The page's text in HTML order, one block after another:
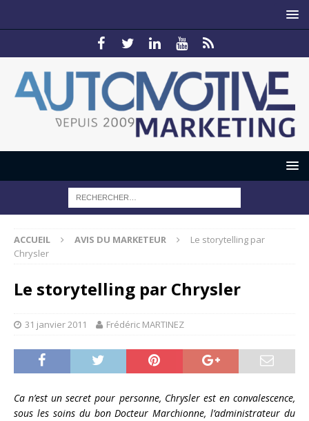
ACCUEIL AVIS DU MARKETEUR
Le storytelling par
Chrysler
Le storytelling par Chrysler
31 janvier 2011 Frédéric MARTINEZ
Ca n’est un secret pour personne, Chrysler est en convalescence,
sous les soins du bon Docteur Marchionne, l’administrateur du